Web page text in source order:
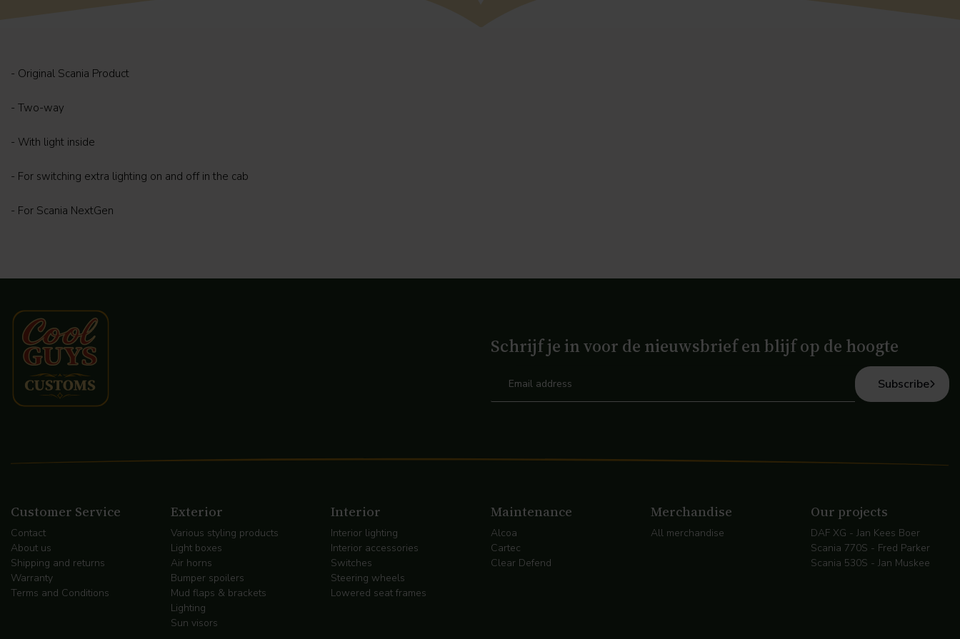
- Original Scania Product
- Two-way
- With light inside
- For switching extra lighting on and off in the cab
- For Scania NextGen
Schrijf je in voor de nieuwsbrief en blijf op de hoogte
Subscribe
Customer Service
Contact
About us
Shipping and returns
Warranty
Terms and Conditions
Exterior
Various styling products
Light boxes
Air horns
Bumper spoilers
Mud flaps & brackets
Lighting
Sun visors
Interior
Interior lighting
Interior accessories
Switches
Steering wheels
Lowered seat frames
Maintenance
Alcoa
Cartec
Clear Defend
Merchandise
All merchandise
Our projects
DAF XG - Jan Kees Boer
Scania 770S - Fred Parker
Scania 530S - Jan Muskee